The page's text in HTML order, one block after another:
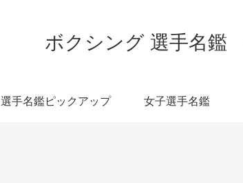
ボクシング 選手名鑑
選手名鑑ピックアップ 女子選手名鑑